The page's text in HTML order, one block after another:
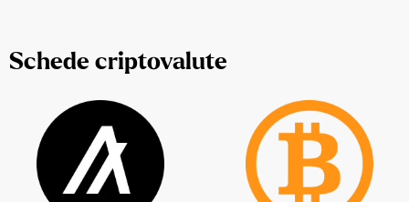
Schede criptovalute